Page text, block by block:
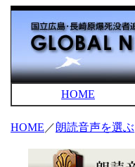
HOME
HOME ／朗読音声を選ぶ